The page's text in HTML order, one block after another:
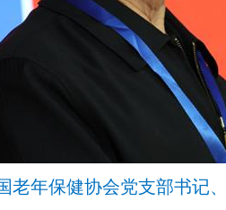
老年保健协会党支部书记